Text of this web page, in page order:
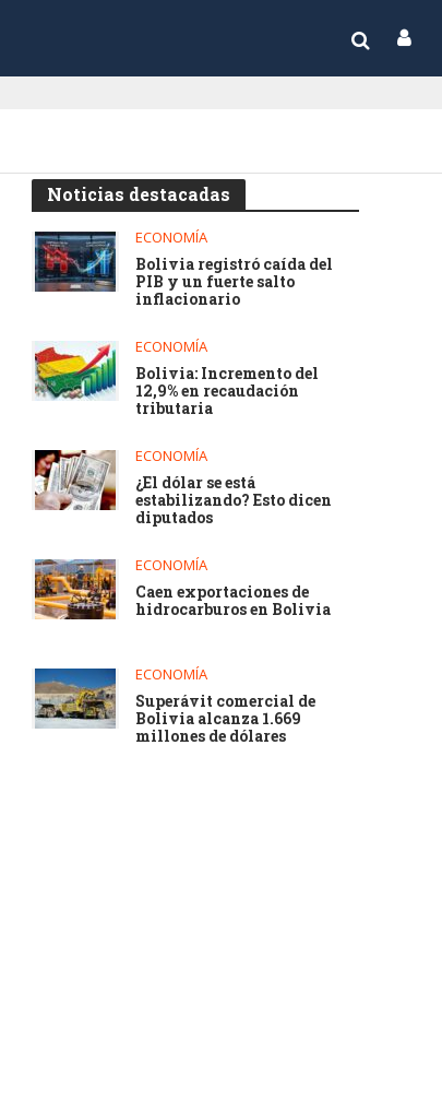
Noticias destacadas
ECONOMÍA
Bolivia registró caída del
PIB y un fuerte salto
inflacionario
ECONOMÍA
Bolivia: Incremento del
12,9% en recaudación
tributaria
ECONOMÍA
¿El dólar se está
estabilizando? Esto dicen
diputados
ECONOMÍA
Caen exportaciones de
hidrocarburos en Bolivia
ECONOMÍA
Superávit comercial de
Bolivia alcanza 1.669
millones de dólares